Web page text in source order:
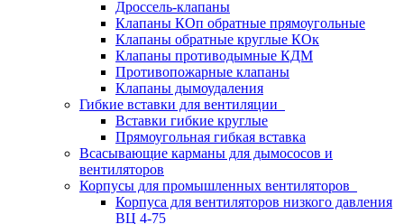
Дроссель-клапаны
Клапаны КОп обратные прямоугольные
Клапаны обратные круглые КОк
Клапаны противодымные КДМ
Противопожарные клапаны
Клапаны дымоудаления
Гибкие вставки для вентиляции
Вставки гибкие круглые
Прямоугольная гибкая вставка
Всасывающие карманы для дымососов и
вентиляторов
Корпусы для промышленных вентиляторов
Корпуса для вентиляторов низкого давления
ВЦ 4-75